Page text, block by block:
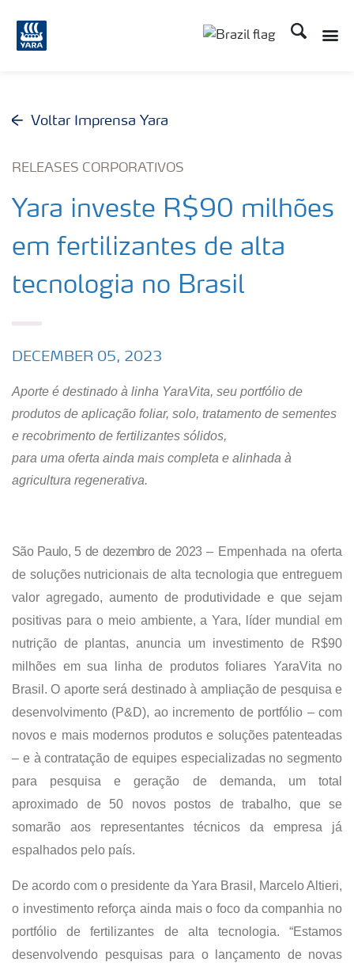
Busca
Voltar Imprensa Yara
RELEASES CORPORATIVOS
Yara investe R$90 milhões
em fertilizantes de alta
tecnologia no Brasil
DECEMBER 05, 2023
Aporte é destinado à linha YaraVita, seu portfólio de
produtos de aplicação foliar, solo, tratamento de sementes
e recobrimento de fertilizantes sólidos,
para uma oferta ainda mais completa e alinhada à
agricultura regenerativa.
São Paulo, 5 de dezembro de 2023 – Empenhada na oferta
de soluções nutricionais de alta tecnologia que entreguem
valor agregado, aumento de produtividade e que sejam
positivas para o meio ambiente, a Yara, líder mundial em
nutrição de plantas, anuncia um investimento de R$90
milhões em sua linha de produtos foliares YaraVita no
Brasil. O aporte será destinado à ampliação de pesquisa e
desenvolvimento (P&D), ao incremento de portfólio – com
novos e mais modernos produtos e soluções patenteadas
– e à contratação de equipes especializadas no segmento
para pesquisa e geração de demanda, um total
aproximado de 50 novos postos de trabalho, que se
somarão aos representantes técnicos da empresa já
espalhados pelo país.
De acordo com o presidente da Yara Brasil, Marcelo Altieri,
o investimento reforça ainda mais o foco da companhia no
portfólio de fertilizantes de alta tecnologia. “Estamos
desenvolvendo pesquisas para o lançamento de novas